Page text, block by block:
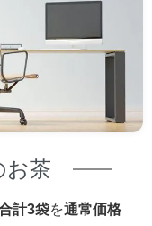
お茶
計3袋を通常価格